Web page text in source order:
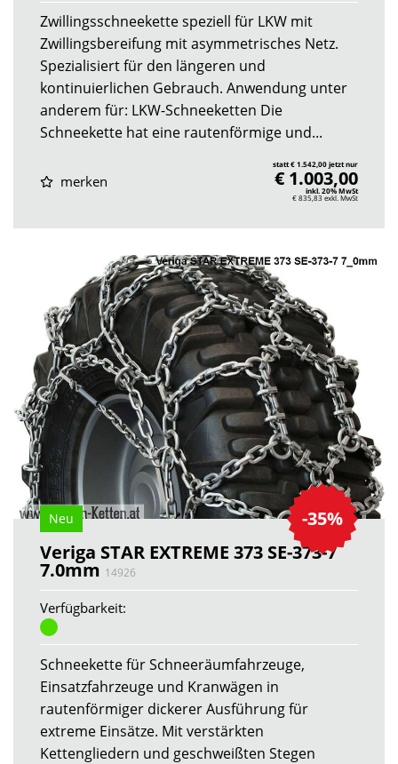
Zwillingsschneekette speziell für LKW mit
Zwillingsbereifung mit asymmetrisches Netz.
Spezialisiert für den längeren und
kontinuierlichen Gebrauch. Anwendung unter
anderem für: LKW-Schneeketten Die
Schneekette hat eine rautenförmige und...
merken
statt € 1.542,00 jetzt nur
€ 1.003,00
inkl. 20% MwSt
€ 835,83 exkl. MwSt
-35%
Neu
Veriga STAR EXTREME 373 SE-373-7
7.0mm 14926
Verfügbarkeit:
Schneekette für Schneeräumfahrzeuge,
Einsatzfahrzeuge und Kranwägen in
rautenförmiger dickerer Ausführung für
extreme Einsätze. Mit verstärkten
Kettengliedern und geschweißten Stegen